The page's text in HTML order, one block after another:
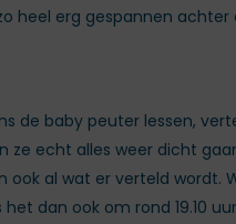
heel erg gespannen achter
de baby peuter lessen,
ze echt alles weer dicht
ook al wat er verteld wordt.
het dan ook om rond 19.10